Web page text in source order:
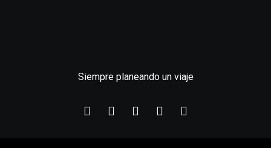
Siempre planeando un viaje